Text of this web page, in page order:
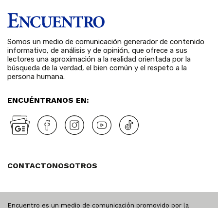
Somos un medio de comunicación generador de contenido
informativo, de análisis y de opinión, que ofrece a sus
lectores una aproximación a la realidad orientada por la
búsqueda de la verdad, el bien común y el respeto a la
persona humana.
ENCUÉNTRANOS EN:
CONTACTONOSOTROS
Encuentro es un medio de comunicación promovido por la